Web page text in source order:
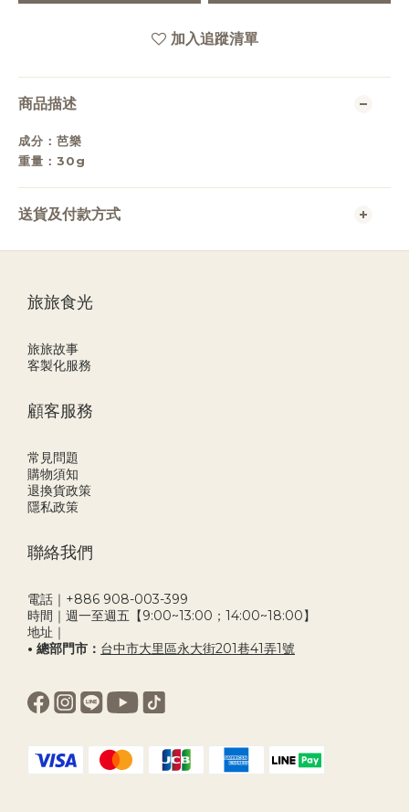
加入追蹤清單
商品描述
成分：芭樂
重量：30g
送貨及付款方式
旅旅食光
旅旅故事
客製化服務
顧客服務
常見問題
購物須知
退換貨政策
隱私政策
聯絡我們
電話｜+886 908-003-399
時間｜週一至週五【9:00~13:00；14:00~18:00】
地址｜
• 總部門市： 台中市大里區永大街201巷41弄1號